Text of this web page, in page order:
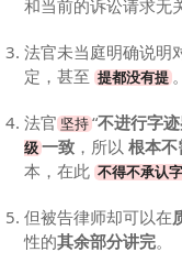
和当前的诉讼请求无
法官未当庭明确说明
定，甚至 提都没有提 。
法官 坚持 “不进行字
级 一致 ，所以 根本不
本，在此 不得不承认
但被告律师却可以在
性的其余部分讲完。